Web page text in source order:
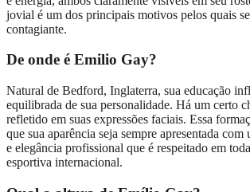
jovial é um dos principais motivos pelos quais
contagiante.
De onde é Emilio Gay?
Natural de Bedford, Inglaterra, sua educação
equilibrada de sua personalidade. Há um certo
refletido em suas expressões faciais. Essa
que sua aparência seja sempre apresentada
e elegância profissional que é respeitado em
esportiva internacional.